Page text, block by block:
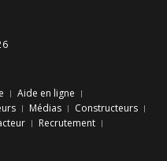
Aide en ligne
Médias
Constructeurs
Recrutement